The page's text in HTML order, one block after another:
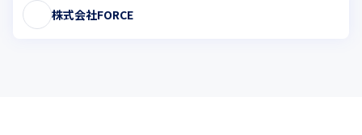
株式会社FORCE